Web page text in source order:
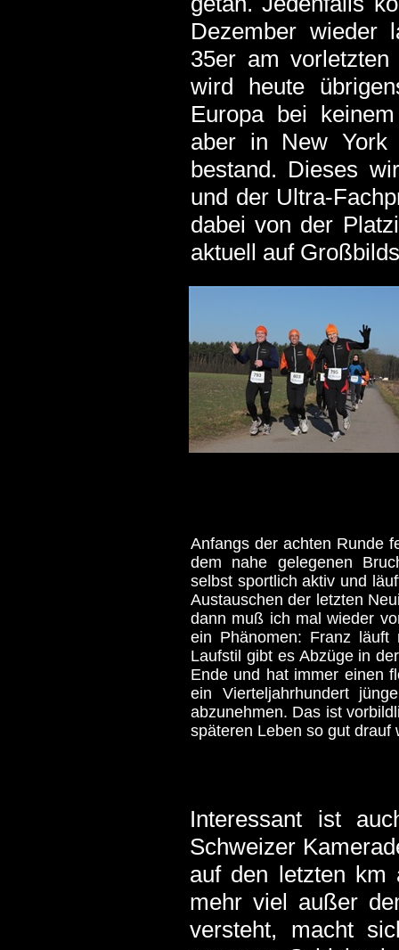
Dezember wieder
35er am
wird heute
Europa bei
aber in New York
bestand. Dieses
und der Ultra-
dabei von der
aktuell auf
Anfangs der achten Runde
dem nahe gelegenen
selbst sportlich aktiv und
Austauschen der letzten
dann muß ich mal wieder
ein Phänomen: Franz
Laufstil gibt es Abzüge in
Ende und hat immer einen
ein Vierteljahrhundert
abzunehmen. Das ist
späteren Leben so gut drauf
Interessant ist
Schweizer
auf den letzten km
mehr viel außer
versteht, macht